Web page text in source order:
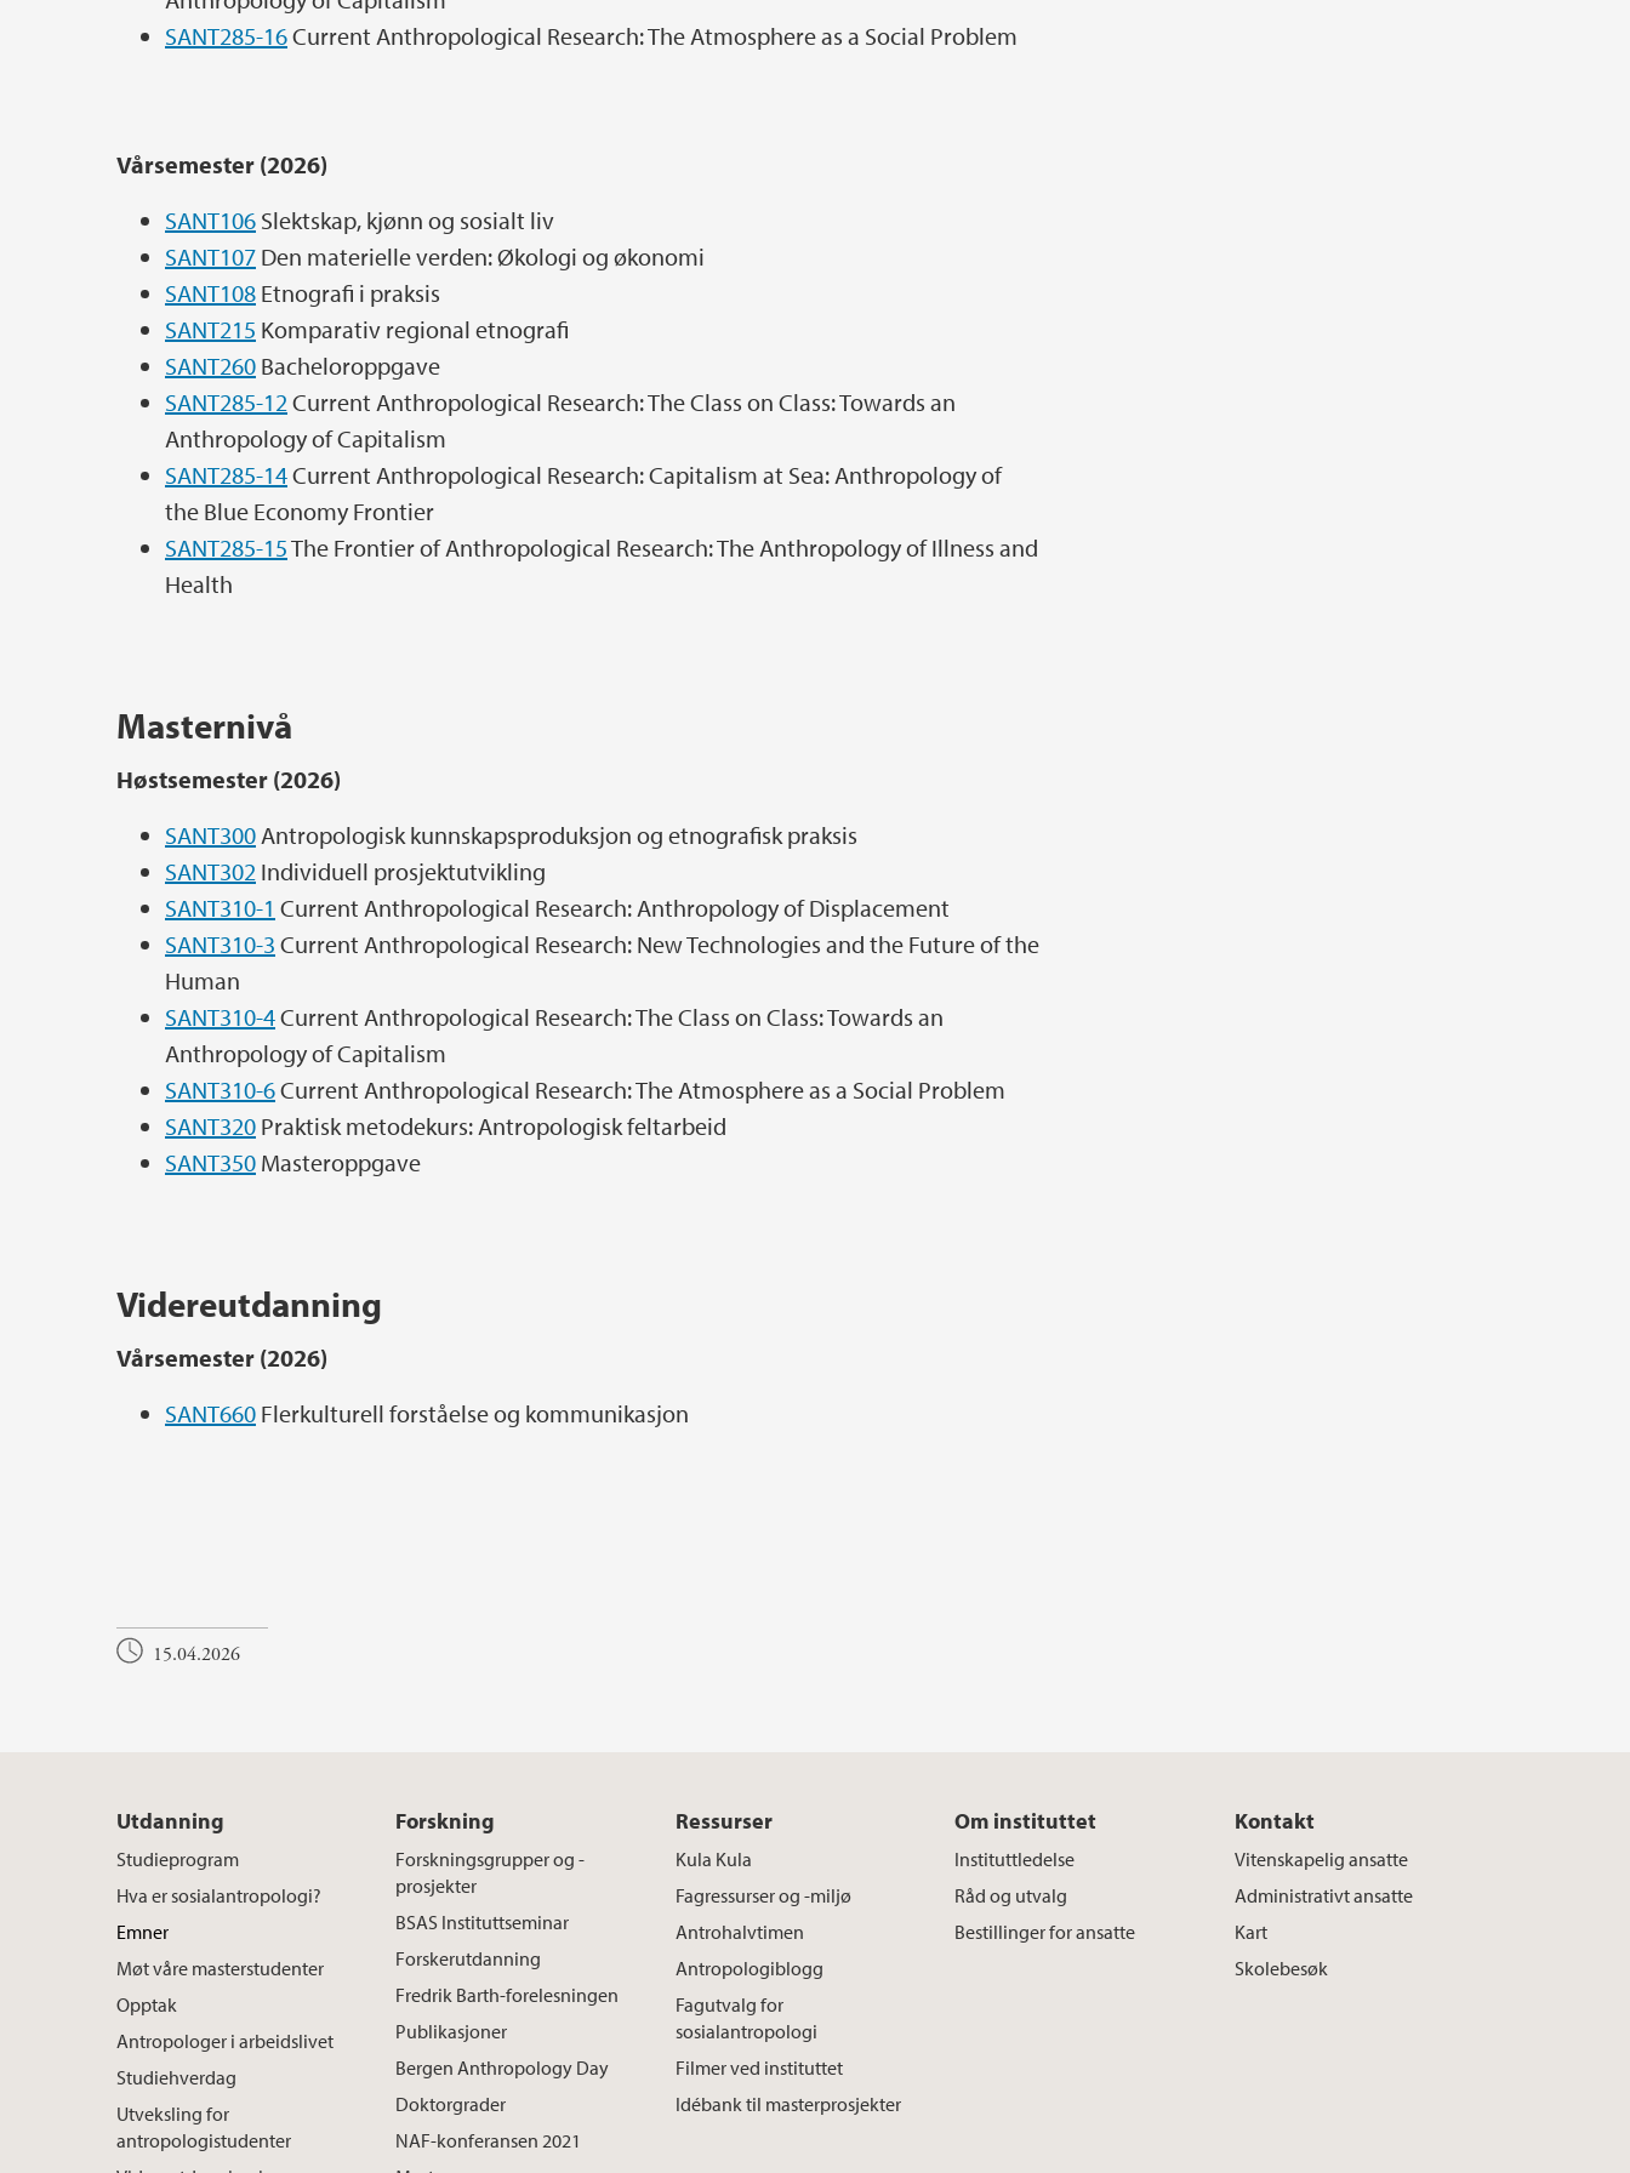
SANT285-16Current Anthropological Research: The Atmosphere as a Social Problem
Vårsemester (2026)
SANT106 Slektskap, kjønn og sosialt liv
SANT107 Den materielle verden: Økologi og økonomi
SANT108 Etnografi i praksis
SANT215 Komparativ regional etnografi
SANT260 Bacheloroppgave
SANT285-12Current Anthropological Research: The Class on Class: Towards an
Anthropology of Capitalism
SANT285-14Current Anthropological Research: Capitalism at Sea: Anthropology of
the Blue Economy Frontier
SANT285-15The Frontier of Anthropological Research: The Anthropology of Illness and
Health
Masternivå
Høstsemester (2026)
SANT300Antropologisk kunnskapsproduksjon og etnografisk praksis
SANT302 Individuell prosjektutvikling
SANT310-1 Current Anthropological Research: Anthropology of Displacement
SANT310-3 Current Anthropological Research: New Technologies and the Future of the
Human
SANT310-4Current Anthropological Research: The Class on Class: Towards an
Anthropology of Capitalism
SANT310-6Current Anthropological Research: The Atmosphere as a Social Problem
SANT320 Praktisk metodekurs: Antropologisk feltarbeid
SANT350 Masteroppgave
Videreutdanning
Vårsemester (2026)
SANT660 Flerkulturell forståelse og kommunikasjon
15.04.2026
Utdanning
Studieprogram
Hva er sosialantropologi?
Emner
Møt våre masterstudenter
Opptak
Antropologer i arbeidslivet
Studiehverdag
Utveksling for
antropologistudenter
Forskning
Forskningsgrupper og -
prosjekter
BSAS Instituttseminar
Forskerutdanning
Fredrik Barth-forelesningen
Publikasjoner
Bergen Anthropology Day
Doktorgrader
NAF-konferansen 2021
Ressurser
Kula Kula
Fagressurser og -miljø
Antrohalvtimen
Antropologiblogg
Fagutvalg for
sosialantropologi
Filmer ved instituttet
Idébank til masterprosjekter
Om instituttet
Instituttledelse
Råd og utvalg
Bestillinger for ansatte
Kontakt
Vitenskapelig ansatte
Administrativt ansatte
Kart
Skolebesøk